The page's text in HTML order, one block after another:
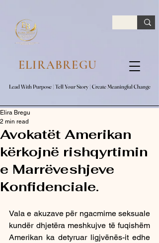
ELIRABREGU
Lead With Purpose​ | Tell Your Story​ | Create Meaningful Change
Lead With Purpose​ | Tell Your Story​ | Create Meaningful Change
Avokatët Amerikan
kërkojnë rishqyrtimin
e Marrëveshjeve
Konfidenciale.
Elira Bregu
2 min read
Vala e akuzave për ngacmime seksuale
kundër dhjetëra meshkujve të fuqishëm
Amerikan ka detyruar ligjvënës-it edhe